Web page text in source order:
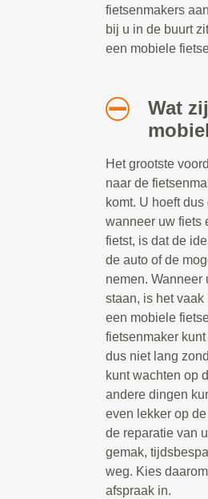
fietsenmakers
bij u in de buurt
een mobiele
Wat
Het grootste
naar de
komt. U hoeft
wanneer uw fiets
fietst, is dat de
de auto of de
nemen. Wanneer
staan, is het
een mobiele
fietsenmaker
dus niet lang
kunt wachten op
andere dingen
even lekker op
de reparatie van
gemak,
weg. Kies
afspraak in.